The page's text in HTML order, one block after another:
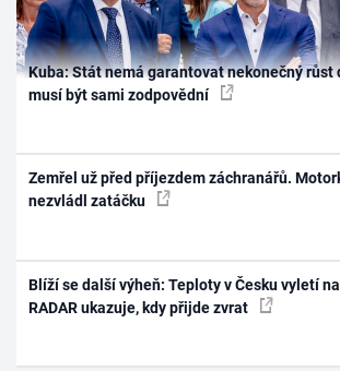
Kuba: Stát nemá garantovat nekonečný růst
musí být sami zodpovědní
Zemřel už před příjezdem záchranářů.
nezvládl zatáčku
Blíží se další výheň: Teploty v Česku vyletí
RADAR ukazuje, kdy přijde zvrat